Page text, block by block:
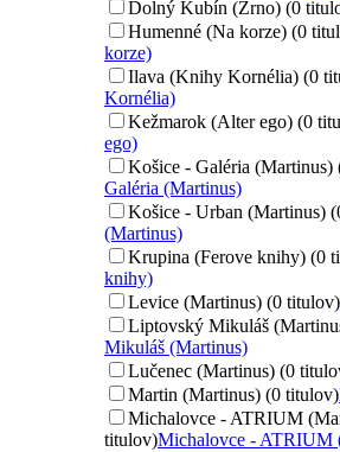
Dolný Kubín (Zrno) (0
Humenné (Na korze) (0
korze)
Ilava (Knihy Kornélia) (0
Kornélia)
Kežmarok (Alter ego) (0
ego)
Košice - Galéria (Martinus)
Galéria (Martinus)
Košice - Urban (Martinus)
(Martinus)
Krupina (Ferove knihy) (0
knihy)
Levice (Martinus) (0 titulov)
Liptovský Mikuláš
Mikuláš (Martinus)
Lučenec (Martinus) (0
Martin (Martinus) (0 titulov)
Michalovce - ATRIUM
titulov)Michalovce - ATRIUM